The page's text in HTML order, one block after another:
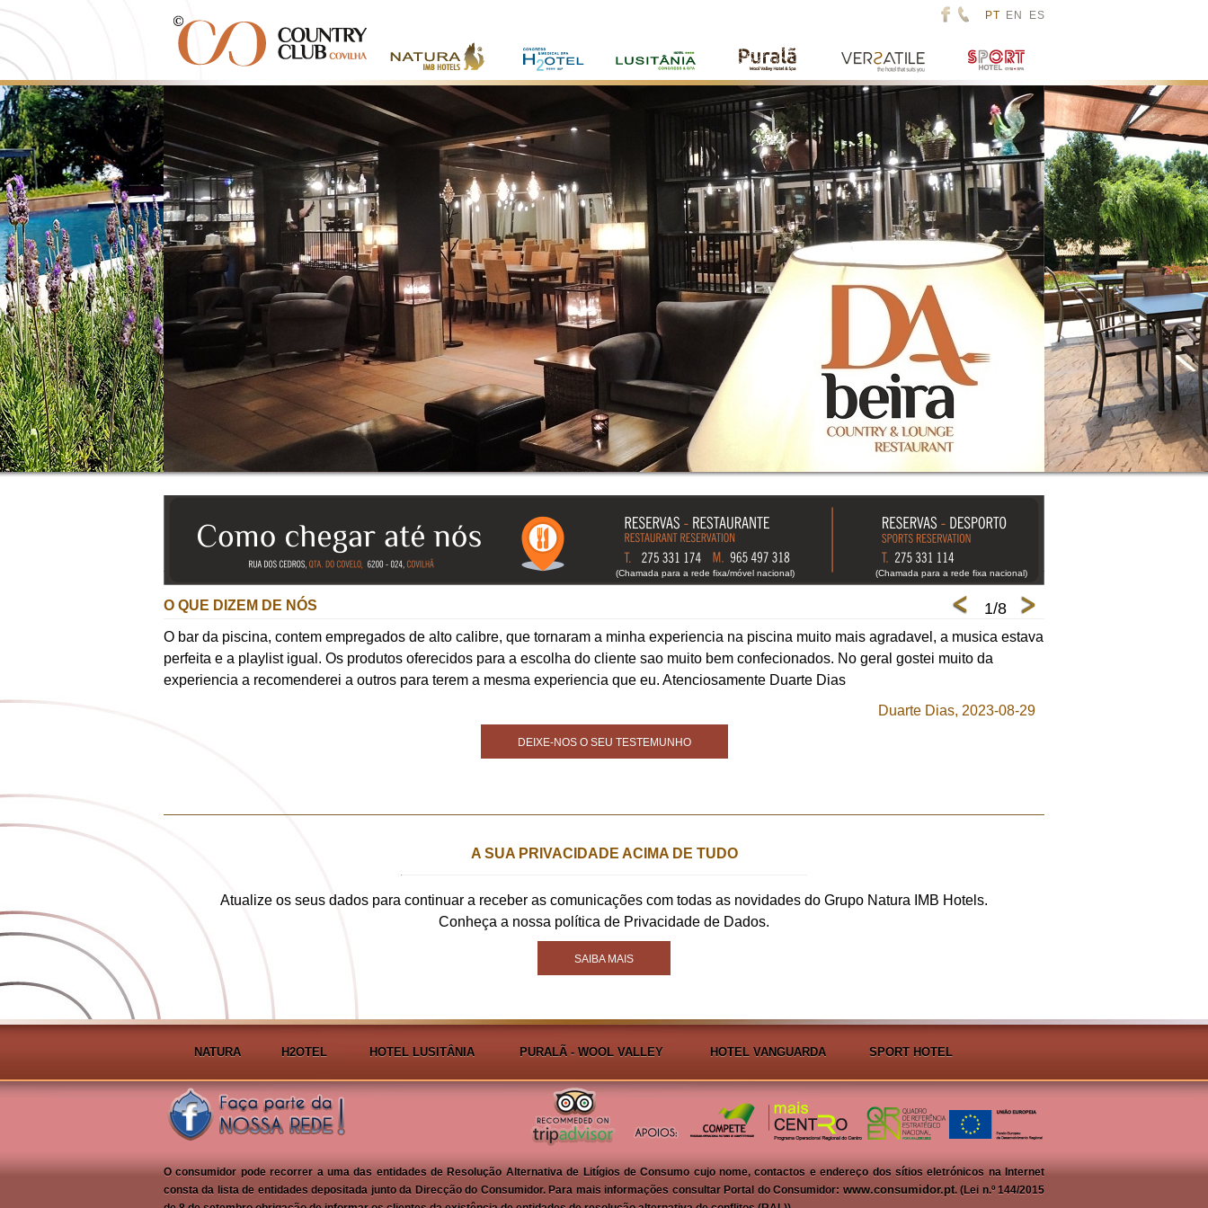
PT EN ES
(Chamada para a rede fixa/móvel nacional) (Chamada para a rede fixa nacional)
O QUE DIZEM DE NÓS 1/8
O bar da piscina, contem empregados de alto calibre, que tornaram a minha experiencia na piscina muito mais agradavel, a musica estava
perfeita e a playlist igual. Os produtos oferecidos para a escolha do cliente sao muito bem confecionados. No geral gostei muito da
experiencia a recomenderei a outros para terem a mesma experiencia que eu. Atenciosamente Duarte Dias
Duarte Dias, 2023-08-29
DEIXE-NOS O SEU TESTEMUNHO
A SUA PRIVACIDADE ACIMA DE TUDO
Atualize os seus dados para continuar a receber as comunicações com todas as novidades do Grupo Natura IMB Hotels.
Conheça a nossa política de Privacidade de Dados.
SAIBA MAIS
NATURA H2OTEL HOTEL LUSITÂNIA PURALÃ - WOOL VALLEY HOTEL VANGUARDA SPORT HOTEL
O consumidor pode recorrer a uma das entidades de Resolução Alternativa de Litígios de Consumo cujo nome, contactos e endereço dos sítios eletrónicos na Internet
consta da lista de entidades depositada junto da Direcção do Consumidor. Para mais informações consultar Portal do Consumidor: www.consumidor.pt. (Lei n.º 144/2015